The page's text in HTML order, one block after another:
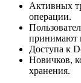
Активных
операции.
принимают
Доступа к
Новичков,
хранения.